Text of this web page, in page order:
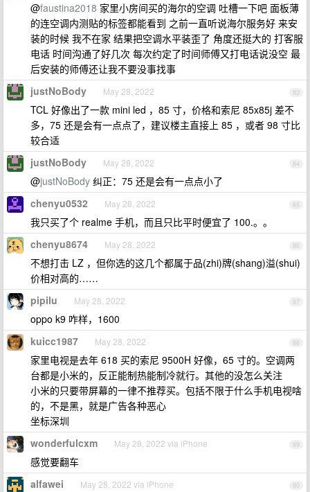
@faustina2018 家里小房间买的海尔的空调 吐槽一下吧 面板薄
的连空调内测贴的标签都能看到 之前一直听说海尔服务好 来安
装的时候 我不在家 结果把空调水平装歪了 角度还挺大的 打客服
电话 时间沟通了好几次 每次约定了时间师傅又打电话说没空 最
后安装的师傅还让我不要没事找事
83
justNoBody May 28, 2022
TCL 好像出了一款 mini led ，85 寸，价格和索尼 85x85j 差不
多，75 还是会有一点点了，建议楼主直接上 85 ，或者 98 寸比
较合适
84
justNoBody May 28, 2022
@justNoBody 纠正：75 还是会有一点点小了
85
chenyu0532 May 28, 2022
我只买了个 realme 手机，而且只比平时便宜了 100.。。
86
chenyu8674 May 28, 2022
不想打击 LZ ，但你选的这几个都属于品(zhi)牌(shang)溢(shui)
价相对高的……
87
pipilu May 28, 2022
oppo k9 咋样，1600
88
kuicc1987 May 28, 2022
家里电视是去年 618 买的索尼 9500H 好像，65 寸的。空调两
台都是小米的，反正能制热能制冷就行。其他的没怎么关注
小米的只要带屏幕的一律不推荐买。包括不限于什么手机电视啥
的，不是黑，就是广告各种恶心
坐标深圳
89
wonderfulcxm May 28, 2022 via iPhone
感觉要翻车
90
alfawei May 28, 2022 via iPhone